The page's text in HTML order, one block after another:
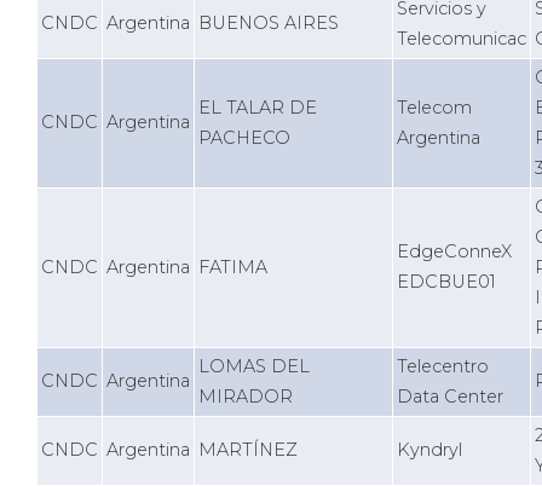
CNDC Argentina BUENOS AIRES
Servicios y
Telecomunicac
CNDC Argentina
EL TALAR DE
PACHECO
Telecom
Argentina
CNDC Argentina FATIMA
EdgeConneX
EDCBUE01
CNDC Argentina
LOMAS DEL
MIRADOR
Telecentro
Data Center
CNDC Argentina MARTÍNEZ Kyndryl